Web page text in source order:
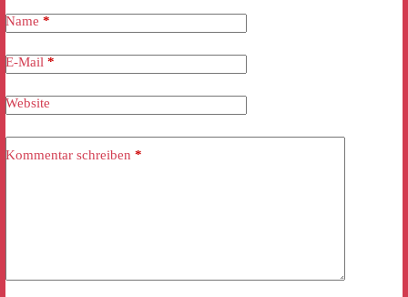
Name *
E-Mail *
Website
Kommentar schreiben *